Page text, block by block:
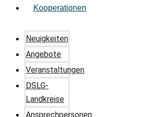
Kooperationen
Neuigkeiten
Angebote
Veranstaltungen
DSLG-
Landkreise
Ansprechpersonen